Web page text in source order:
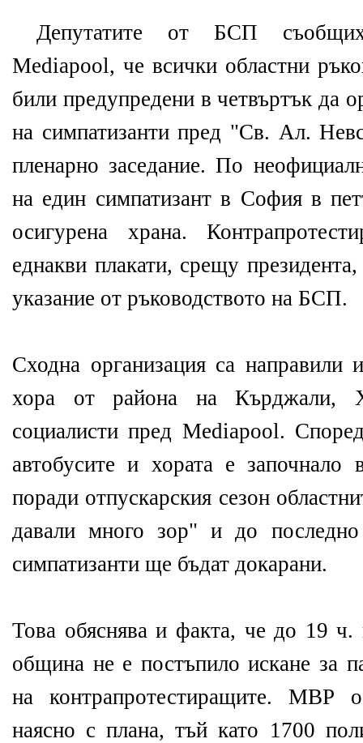
Депутатите от БСП
Mediapool, че всички областни
били предупредени в четвъртък да
на симпатизанти пред "Св. Ал.
пленарно заседание. По
на един симпатизант в София в
осигурена храна.
еднакви плакати, срещу
указание от ръководството на БСП.
Сходна организация са
хора от района на Кърджали,
социалисти пред Mediapool.
автобусите и хората е започнало
поради отпускарския сезон
давали много зор" и до
симпатизанти ще бъдат докарани.
Това обяснява и факта, че до 19 ч.
община не е постъпило искане за
на контрапротестиращите. МВР
наясно с плана, тъй като 1700